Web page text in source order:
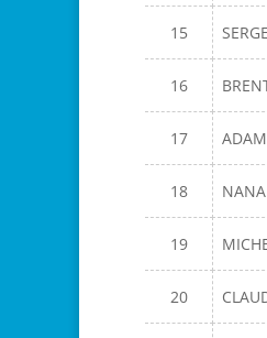
15
16
17
18
19
20